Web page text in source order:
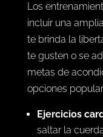
Los
incluir una
te brinda la
te gusten o se
metas de
opciones
Ejercicios
saltar la